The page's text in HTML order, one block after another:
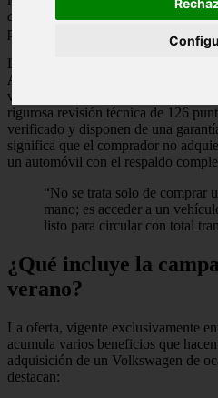
chupado”
, esta acción estival
para quienes desean estrenar
La promoción se enmarca dentro del
Approved
vehículos de ocasión. Los modelos
rigurosa revisión técnica de 126
verificado y disponen de una
significa que el comprador no
un automóvil con el respaldo
“No se trata solo de comprar
mano; es acceder a un
listo para circular con total
¿Qué incluye la
verano?
La oferta, vigente exclusivamente
acumula varios beneficios que
adquisición de un Volkswagen de
destacan: